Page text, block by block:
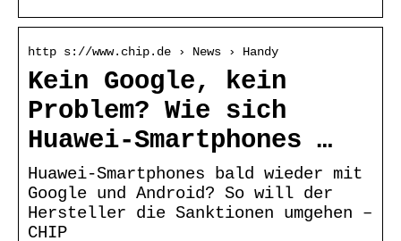
http s://www.chip.de › News › Handy
Kein Google, kein
Problem? Wie sich
Huawei-Smartphones …
Huawei-Smartphones bald wieder mit
Google und Android? So will der
Hersteller die Sanktionen umgehen –
CHIP